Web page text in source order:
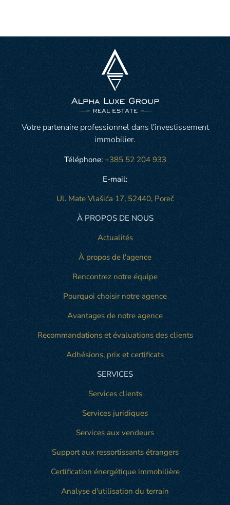
Votre partenaire professionnel dans l'investissement
immobilier.
Téléphone: +385 52 204 933
E-mail:
Ul. Mate Vlašića 17, 52440, Poreč
À PROPOS DE NOUS
Actualités
À propos de l'agence
Rencontrez notre équipe
Pourquoi choisir notre agence
Avantages de notre agence
Recommandations et évaluations des clients
Adhésions, prix et certificats
SERVICES
Services clients
Services juridiques
Services aux vendeurs
Support aux ressortissants étrangers
Certification énergétique immobilière
Analyse d'utilisation du terrain